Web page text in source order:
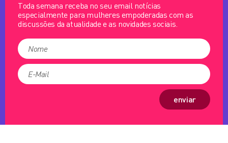
Toda semana receba no seu email notícias
especialmente para mulheres empoderadas com as
discussões da atualidade e as novidades sociais.
enviar